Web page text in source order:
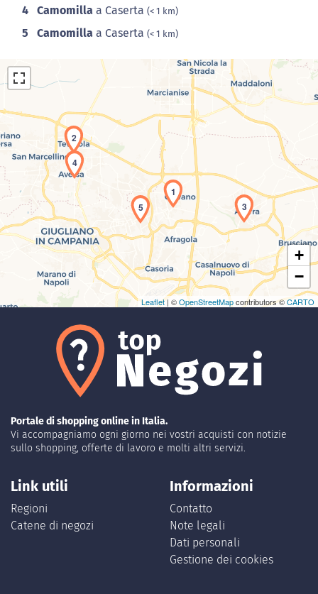
4 Camomilla a Caserta (< 1 km)
5 Camomilla a Caserta (< 1 km)
Caricamento della carta in corso...
1
2
3
4
5
+
−
Leaflet| ©OpenStreetMapcontributors ©CARTO
Portale di shopping online in Italia.
Vi accompagniamo ogni giorno nei vostri acquisti con notizie
sullo shopping, offerte di lavoro e molti altri servizi.
Link utili
Regioni
Catene di negozi
Informazioni
Contatto
Note legali
Dati personali
Gestione dei cookies